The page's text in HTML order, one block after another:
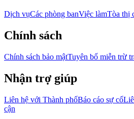
Dịch vụCác phòng banViệc làmTòa thị
Chính sách
Chính sách bảo mậtTuyên bố miễn trừ
Nhận trợ giúp
Liên hệ với Thành phốBáo cáo sự cố
cận